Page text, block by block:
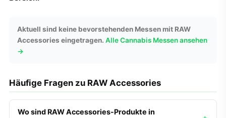
Aktuell sind keine bevorstehenden Messen mit RAW
Accessories eingetragen. Alle Cannabis Messen ansehen
→
Häufige Fragen zu RAW Accessories
Wo sind RAW Accessories-Produkte in